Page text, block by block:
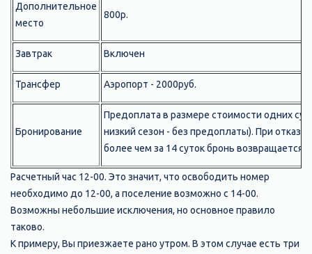
Дополнительное
место
800р.
Завтрак Включен
Трансфер Аэропорт - 2000руб.
Бронирование
Предоплата в размере стоимости одних
низкий сезон - без предоплаты). При отказе
более чем за 14 суток бронь возвращается.
Расчетный час 12-00. Это значит, что освободить номер
необходимо до 12-00, а поселение возможно с 14-00.
Возможны небольшие исключения, но основное правило
таково.
К примеру, Вы приезжаете рано утром. В этом случае есть три